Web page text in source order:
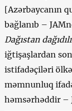
[Azərbaycanın
bağlanıb –
Dağıstan
iğtişaşlardan
istifadəçiləri
məmnunluq
həmsərhəddir –